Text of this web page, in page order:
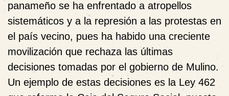
panameño se ha enfrentado a atropellos
sistemáticos y a la represión a las protestas en
el país vecino, pues ha habido una creciente
movilización que rechaza las últimas
decisiones tomadas por el gobierno de Mulino.
Un ejemplo de estas decisiones es la Ley 462